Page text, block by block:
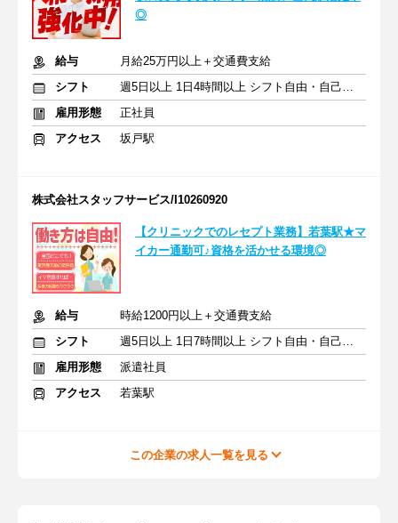
◎
給与
月給25万円以上＋交通費支給
シフト
週5日以上 1日4時間以上 シフト自由・自己申告
雇用形態
正社員
アクセス
坂戸駅
株式会社スタッフサービス/I10260920
【クリニックでのレセプト業務】若葉駅★マ
イカー通勤可♪資格を活かせる環境◎
給与
時給1200円以上＋交通費支給
シフト
週5日以上 1日7時間以上 シフト自由・自己申告
雇用形態
派遣社員
アクセス
若葉駅
この企業の求人一覧を見る